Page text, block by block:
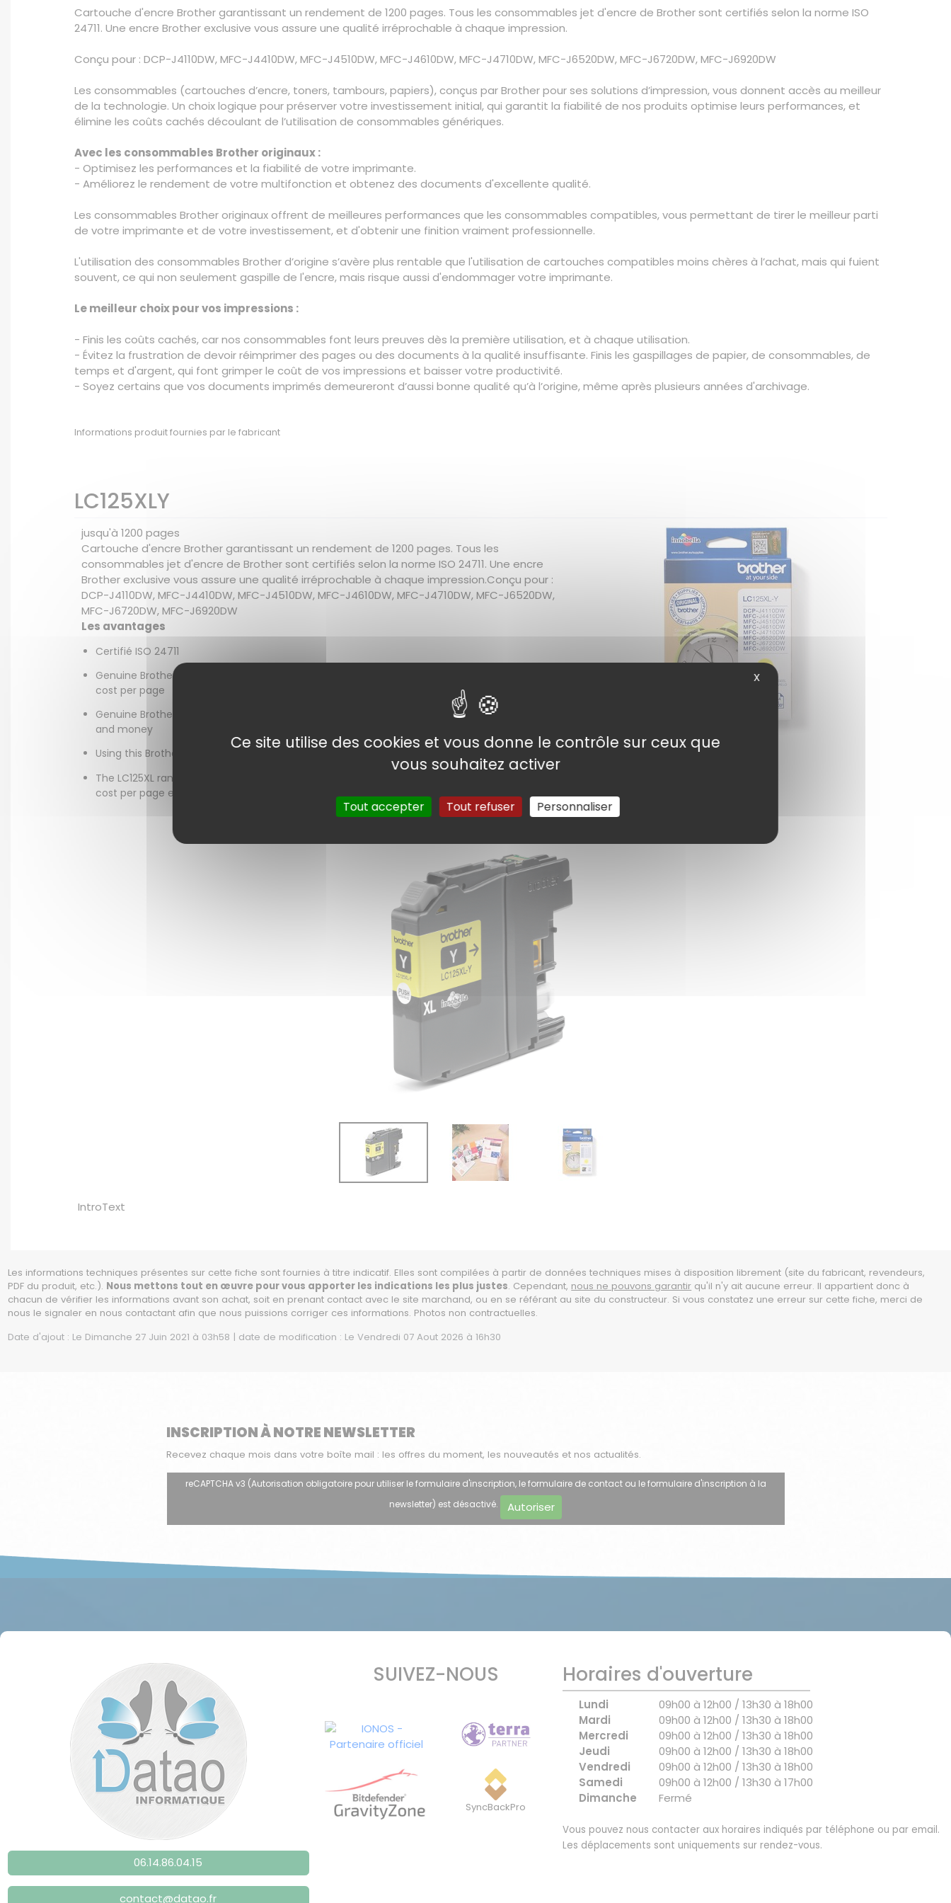
Cartouche d'encre Brother garantissant un rendement de 1200 pages. Tous les consommables jet d'encre de Brother sont certifiés selon la norme ISO
24711. Une encre Brother exclusive vous assure une qualité irréprochable à chaque impression.
Conçu pour : DCP-J4110DW, MFC-J4410DW, MFC-J4510DW, MFC-J4610DW, MFC-J4710DW, MFC-J6520DW, MFC-J6720DW, MFC-J6920DW
Les consommables (cartouches d’encre, toners, tambours, papiers), conçus par Brother pour ses solutions d’impression, vous donnent accès au meilleur
de la technologie. Un choix logique pour préserver votre investissement initial, qui garantit la fiabilité de nos produits optimise leurs performances, et
élimine les coûts cachés découlant de l’utilisation de consommables génériques.
Avec les consommables Brother originaux :
- Optimisez les performances et la fiabilité de votre imprimante.
- Améliorez le rendement de votre multifonction et obtenez des documents d'excellente qualité.
Les consommables Brother originaux offrent de meilleures performances que les consommables compatibles, vous permettant de tirer le meilleur parti
de votre imprimante et de votre investissement, et d'obtenir une finition vraiment professionnelle.
L'utilisation des consommables Brother d’origine s’avère plus rentable que l'utilisation de cartouches compatibles moins chères à l’achat, mais qui fuient
souvent, ce qui non seulement gaspille de l'encre, mais risque aussi d'endommager votre imprimante.
Le meilleur choix pour vos impressions :
- Finis les coûts cachés, car nos consommables font leurs preuves dès la première utilisation, et à chaque utilisation.
- Évitez la frustration de devoir réimprimer des pages ou des documents à la qualité insuffisante. Finis les gaspillages de papier, de consommables, de
temps et d'argent, qui font grimper le coût de vos impressions et baisser votre productivité.
- Soyez certains que vos documents imprimés demeureront d’aussi bonne qualité qu’à l’origine, même après plusieurs années d'archivage.
Informations produit fournies par le fabricant
LC125XLY
jusqu'à 1200 pages
Cartouche d'encre Brother garantissant un rendement de 1200 pages. Tous les
consommables jet d'encre de Brother sont certifiés selon la norme ISO 24711. Une encre
Brother exclusive vous assure une qualité irréprochable à chaque impression.Conçu pour :
DCP-J4110DW, MFC-J4410DW, MFC-J4510DW, MFC-J4610DW, MFC-J4710DW, MFC-J6520DW,
MFC-J6720DW, MFC-J6920DW
Les avantages
Certifié ISO 24711
Genuine Brother yellow high yield ink cartridge, delivering an increased print volume and lower
cost per page
Genuine Brother ink cartridges are rigorously tested to print perfectly every time saving you time
and money
Using this Brother LC125XLY original high yield ink cartridge protects your printer warranty
The LC125XL range of ink cartridges are available as a more economical value pack, reducing your
cost per page even further
IntroText
Les informations techniques présentes sur cette fiche sont fournies à titre indicatif. Elles sont compilées à partir de données techniques mises à disposition librement (site du fabricant, revendeurs,
PDF du produit, etc.). Nous mettons tout en œuvre pour vous apporter les indications les plus justes. Cependant, nous ne pouvons garantir qu'il n'y ait aucune erreur. Il appartient donc à
chacun de vérifier les informations avant son achat, soit en prenant contact avec le site marchand, ou en se référant au site du constructeur. Si vous constatez une erreur sur cette fiche, merci de
nous le signaler en nous contactant afin que nous puissions corriger ces informations. Photos non contractuelles.
Date d'ajout : Le Dimanche 27 Juin 2021 à 03h58 | date de modification : Le Vendredi 07 Aout 2026 à 16h30
INSCRIPTION À NOTRE NEWSLETTER
Recevez chaque mois dans votre boîte mail : les offres du moment, les nouveautés et nos actualités.
reCAPTCHA v3 (Autorisation obligatoire pour utiliser le formulaire d'inscription, le formulaire de contact ou le formulaire d'inscription à la
newsletter) est désactivé.
Autoriser
06.14.86.04.15
contact@datao.fr
SUIVEZ-NOUS
SyncBackPro
Horaires d'ouverture
Lundi
09h00 à 12h00 / 13h30 à 18h00
Mardi
09h00 à 12h00 / 13h30 à 18h00
Mercredi
09h00 à 12h00 / 13h30 à 18h00
Jeudi
09h00 à 12h00 / 13h30 à 18h00
Vendredi
09h00 à 12h00 / 13h30 à 18h00
Samedi
09h00 à 12h00 / 13h30 à 17h00
Dimanche
Fermé
Vous pouvez nous contacter aux horaires indiqués par téléphone ou par email.
Les déplacements sont uniquements sur rendez-vous.
X
Ce site utilise des cookies et vous donne le contrôle sur ceux que
vous souhaitez activer
Tout accepter Tout refuser Personnaliser